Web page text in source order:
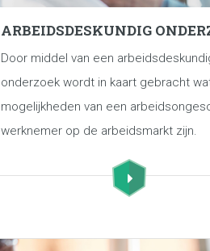
ARBEIDSDESKUNDIG
Door middel van een
onderzoek wordt in kaart gebracht
mogelijkheden van een
werknemer op de arbeidsmarkt zijn.